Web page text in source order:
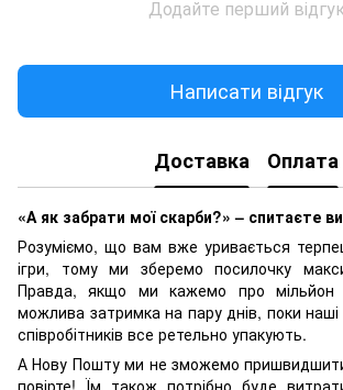
Додайте перший відгук
Написати відгук
Доставка Оплата
«А як забрати мої скарби?» – спитаєте
Розуміємо, що вам вже уривається
ігри, тому ми зберемо посилочку
Правда, якщо ми кажемо про мільйон
можлива затримка на пару днів, поки наші
співробітників все ретельно упакують.
А Нову Пошту ми не зможемо
повірте! Їм також потрібно буде